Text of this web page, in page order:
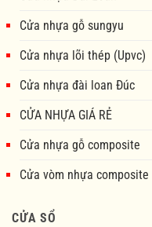
Cửa nhựa gỗ sungyu
Cửa nhựa lõi thép (Upvc)
Cửa nhựa đài loan Đúc
CỬA NHỰA GIÁ RẺ
Cửa nhựa gỗ composite
Cửa vòm nhựa composite
CỬA SỔ